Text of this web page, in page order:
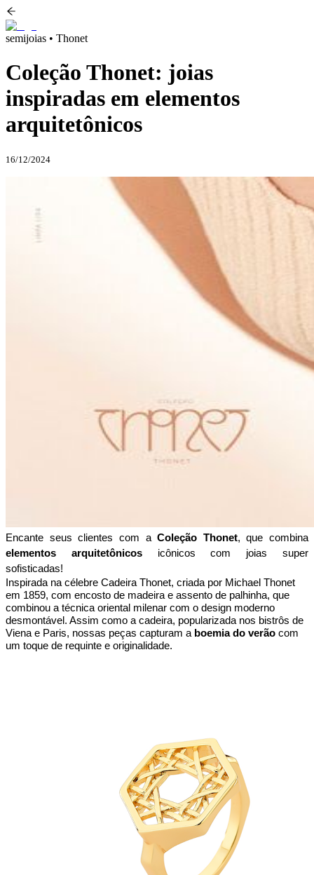
semijoias • Thonet
Coleção Thonet: joias
inspiradas em elementos
arquitetônicos
16/12/2024
Encante seus clientes com a Coleção Thonet
elementos arquitetônicos icônicos com joias super
sofisticadas!
Inspirada na célebre Cadeira Thonet, criada por Michael Thonet
em 1859, com encosto de madeira e assento de palhinha, que
combinou a técnica oriental milenar com o design moderno
desmontável. Assim como a cadeira, popularizada nos bistrôs de
Viena e Paris, nossas peças capturam a boemia do verão com
um toque de requinte e originalidade.